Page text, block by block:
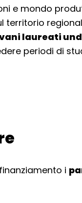
e mondo
laureati
periodi di
i